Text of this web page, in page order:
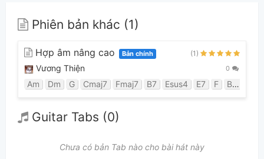
Phiên bản khác (1)
Hợp âm nâng cao Bản chính (1)
Vương Thiện 0
Am Dm G Cmaj7 Fmaj7 B7 Esus4 E7 F Bm7b5
Guitar Tabs (0)
Chưa có bản Tab nào cho bài hát này